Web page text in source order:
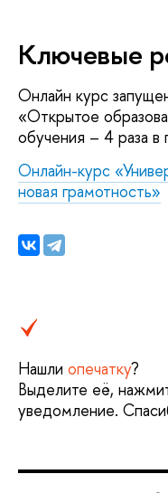
Ключевые
Онлайн курс
«Открытое
обучения – 4 раза в
Онлайн-курс
новая грамотность»
Нашли опечатку?
Выделите её,
уведомление.